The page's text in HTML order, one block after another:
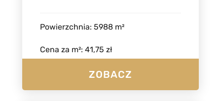
Powierzchnia: 5988m²
Cena za m²: 41,75 zł
ZOBACZ